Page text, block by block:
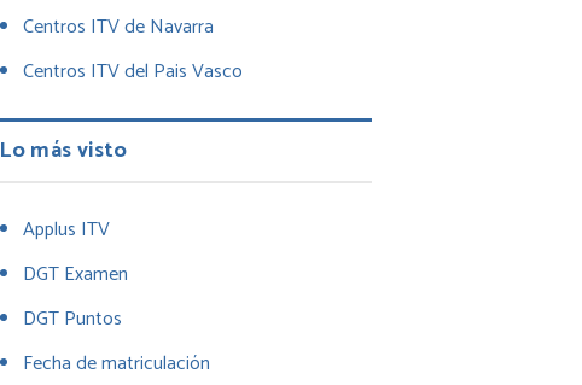
Centros ITV de Navarra
Centros ITV del Pais Vasco
Lo más visto
Applus ITV
DGT Examen
DGT Puntos
Fecha de matriculación